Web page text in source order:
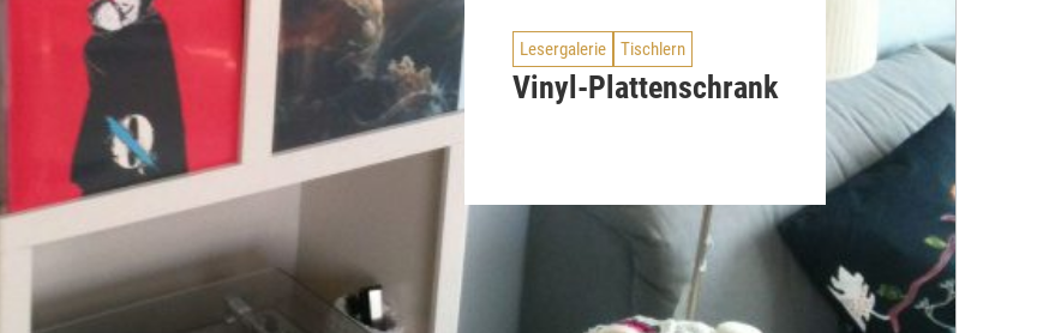
Lesergalerie Tischlern
Vinyl-Plattenschrank